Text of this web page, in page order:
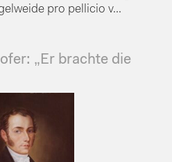
pro pellicio v...
„Er brachte die